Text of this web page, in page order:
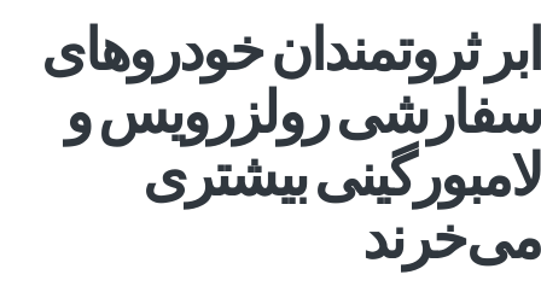
ابر ثروتمندان خودروهای
سفارشی رولزرویس و
لامبورگینی بیشتری
می‌خرند